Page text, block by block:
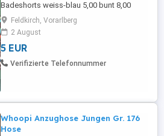
Badeshorts weiss-blau 5,00 bunt 8,00
Feldkirch, Vorarlberg
2 August
5 EUR
Verifizierte Telefonnummer
Whoopi Anzughose Jungen Gr. 176
Hose